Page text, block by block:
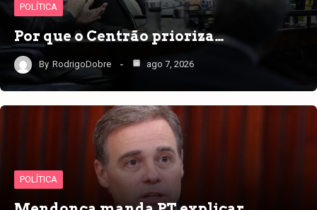
POLÍTICA
Por que o Centrão prioriza…
By RodrigoDobre ago 7, 2026
POLÍTICA